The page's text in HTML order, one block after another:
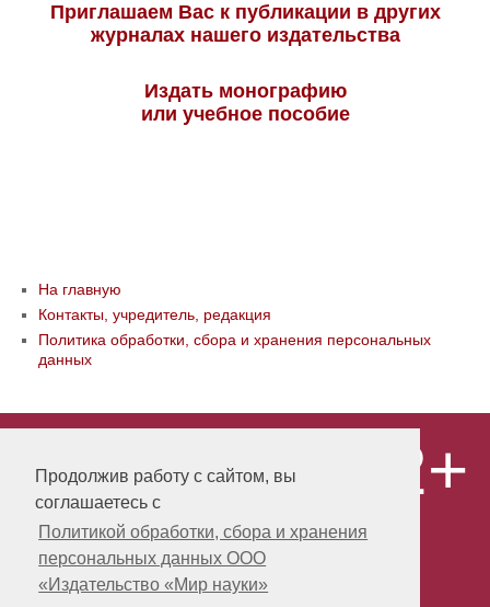
Продолжив работу с сайтом, вы
соглашаетесь с
Политикой обработки, сбора и хранения
персональных данных ООО
«Издательство «Мир науки»
Приглашаем Вас к публикации в других
журналах нашего издательства
Издать монографию
или учебное пособие
На главную
Контакты, учредитель, редакция
Политика обработки, сбора и хранения персональных
данных
«Publishing company «World of science»,
LLC Материалы, размещенные на сайте,
охраняются Законом о защите авторских
прав. Публикация любых материалов
этого сайта запрещена без
предварительного согласования с
издательством. Авторские права на
12+